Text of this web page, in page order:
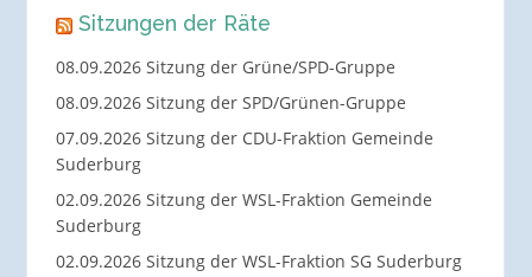
Sitzungen der Räte
08.09.2026 Sitzung der Grüne/SPD-Gruppe
08.09.2026 Sitzung der SPD/Grünen-Gruppe
07.09.2026 Sitzung der CDU-Fraktion Gemeinde
Suderburg
02.09.2026 Sitzung der WSL-Fraktion Gemeinde
Suderburg
02.09.2026 Sitzung der WSL-Fraktion SG Suderburg